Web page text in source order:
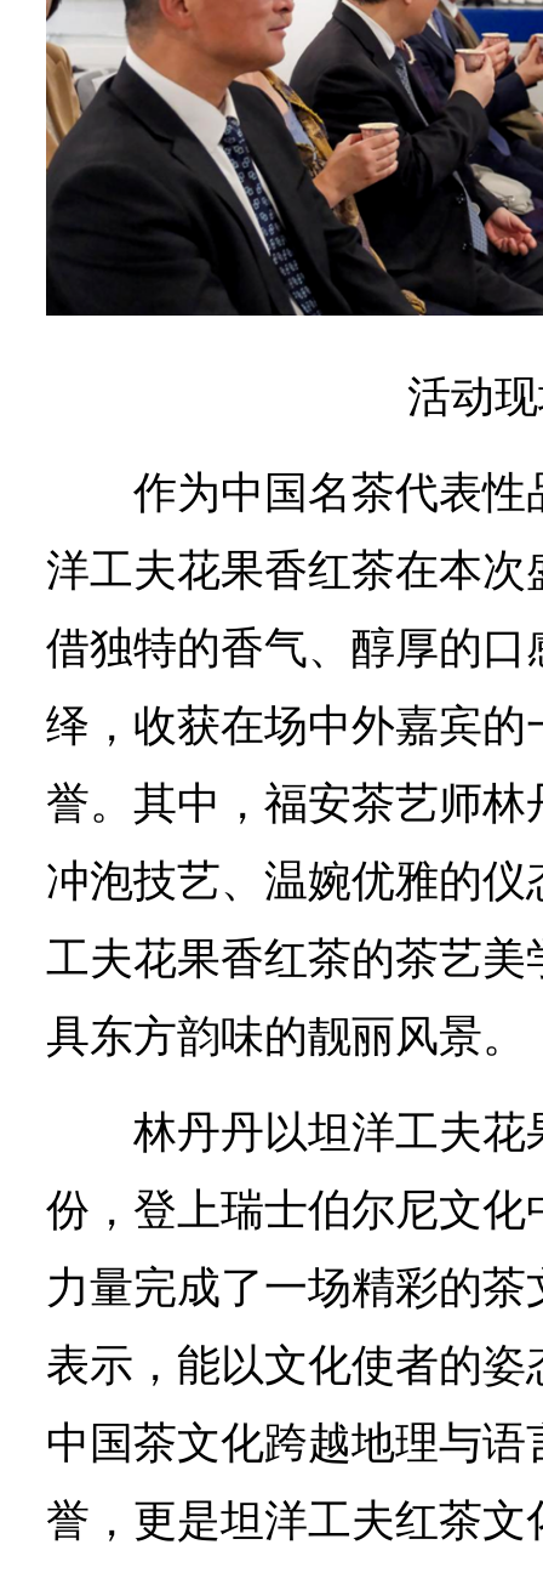
活动
作为中国名茶代表
洋工夫花果香红茶在本
借独特的香气、醇厚的
绎，收获在场中外嘉宾
誉。其中，福安茶艺师
冲泡技艺、温婉优雅的
工夫花果香红茶的茶艺
具东方韵味的靓丽风景。
林丹丹以坦洋工夫
份，登上瑞士伯尔尼文
力量完成了一场精彩的茶
表示，能以文化使者的
中国茶文化跨越地理与
誉，更是坦洋工夫红茶